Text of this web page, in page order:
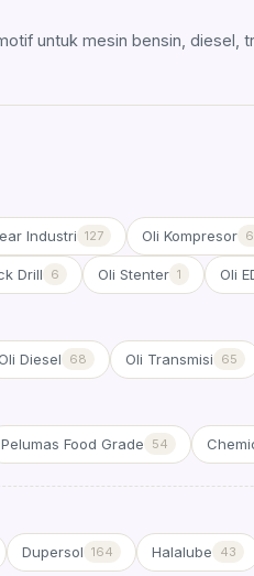
untuk mesin bensin, diesel,
Industri 127 Oli Kompresor
Drill 6 Oli Stenter 1 Oli
Diesel 68 Oli Transmisi 65
Pelumas Food Grade 54
Dupersol 164 Halalube 43